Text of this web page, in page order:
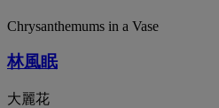
Chrysanthemums in a Vase
林風眠
大麗花